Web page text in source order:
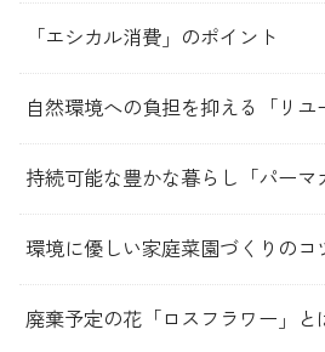
「エシカル消費」のポイント
自然環境への負担を抑える「リユ
持続可能な豊かな暮らし「パーマ
環境に優しい家庭菜園づくりのコ
廃棄予定の花「ロスフラワー」と